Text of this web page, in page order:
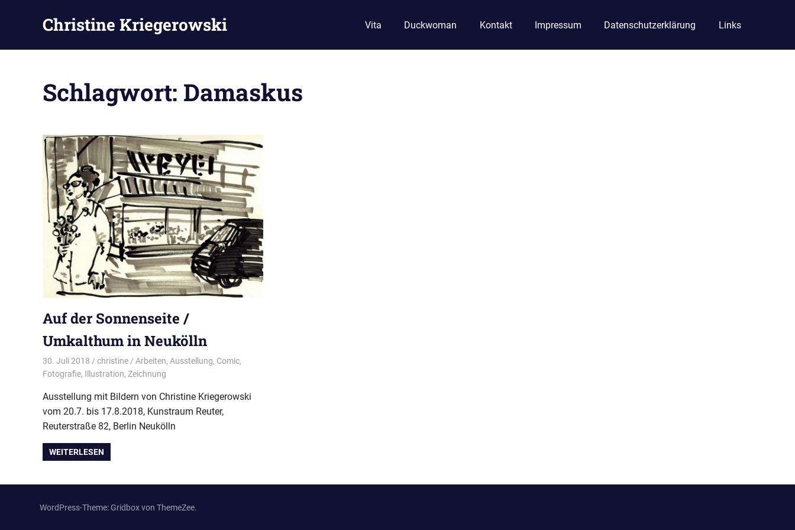
Christine Kriegerowski Vita Duckwoman Kontakt Impressum Datenschutzerklärung Links
Schlagwort: Damaskus
Auf der Sonnenseite /
Umkalthum in Neukölln
30. Juli 2018 christine Arbeiten, Ausstellung, Comic,
Fotografie, Illustration, Zeichnung
Ausstellung mit Bildern von Christine Kriegerowski
vom 20.7. bis 17.8.2018, Kunstraum Reuter,
Reuterstraße 82, Berlin Neukölln
WEITERLESEN
WordPress-Theme: Gridbox von ThemeZee.